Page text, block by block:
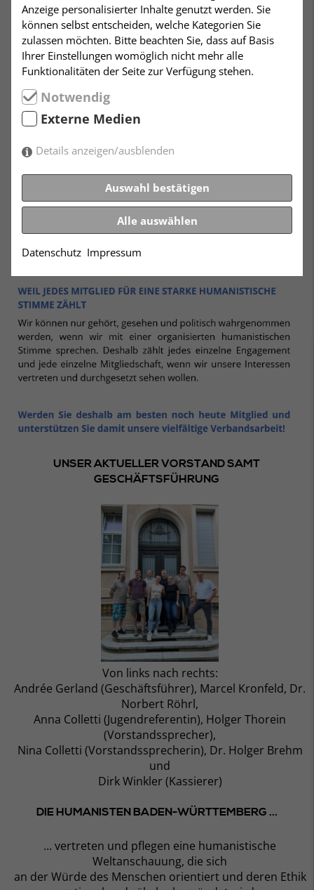
UNSER AKTUELLER VORSTAND SAMT
GESCHÄFTSFÜHRUNG
Von links nach rechts:
Andrée Gerland (Geschäftsführer), Marcel Kronfeld, Dr.
Norbert Röhrl,
Anna Colletti (Jugendreferentin), Holger Thorein
(Vorstandssprecher),
Nina Colletti (Vorstandssprecherin), Dr. Holger Brehm
und
Dirk Winkler (Kassierer)
DIE HUMANISTEN BADEN-WÜRTTEMBERG ...
... vertreten und pflegen eine humanistische
Weltanschauung, die sich
an der Würde des Menschen orientiert und deren Ethik
Anzeige personalisierter Inhalte genutzt werden. Sie
können selbst entscheiden, welche Kategorien Sie
zulassen möchten. Bitte beachten Sie, dass auf Basis
Ihrer Einstellungen womöglich nicht mehr alle
Funktionalitäten der Seite zur Verfügung stehen.
Notwendig
Externe Medien
Details anzeigen/ausblenden
Auswahl bestätigen
Alle auswählen
Datenschutz Impressum